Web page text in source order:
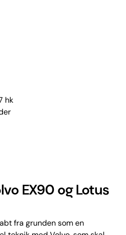
hk
EX90 og Lotus
fra grunden som en